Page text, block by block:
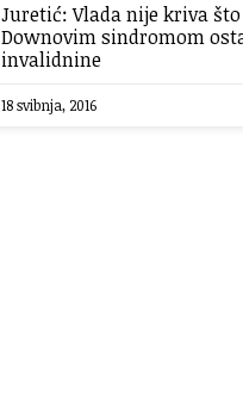
Juretić: Vlada nije kriva što
Downovim sindromom
invalidnine
18 svibnja, 2016